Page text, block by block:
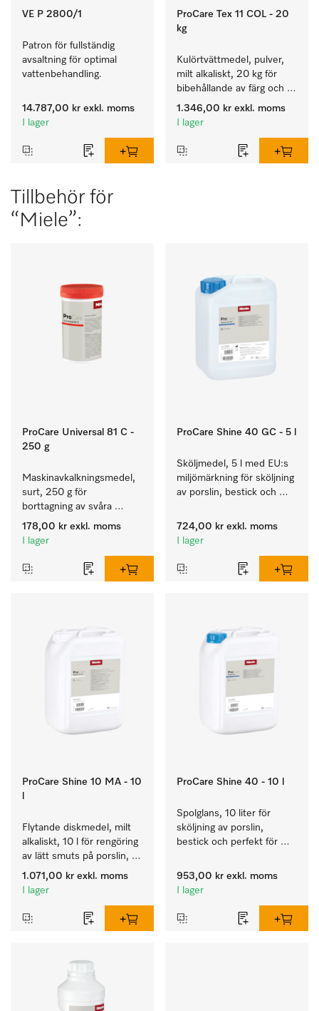
VE P 2800/1
Patron för fullständig
avsaltning för optimal
vattenbehandling.
14.787,00 kr exkl. moms
I lager
ProCare Tex 11 COL - 20
kg
Kulörtvättmedel, pulver,
milt alkaliskt, 20 kg för
bibehållande av färg och
rengöring av kulörtvätt.
1.346,00 kr exkl. moms
I lager
Tillbehör för
“Miele”:
ProCare Universal 81 C -
250 g
Maskinavkalkningsmedel,
surt, 250 g för
borttagning av svåra
kalkavlagringar.
178,00 kr exkl. moms
I lager
ProCare Shine 40 GC - 5 l
Sköljmedel, 5 l med EU:s
miljömärkning för sköljning
av porslin, bestick och
724,00 kr exkl. moms
I lager
ProCare Shine 10 MA - 10
Flytande diskmedel, milt
alkaliskt, 10 l för rengöring
av lätt smuts på porslin,
bestick och glas.
1.071,00 kr exkl. moms
I lager
ProCare Shine 40 - 10 l
Spolglans, 10 liter för
sköljning av porslin,
bestick och perfekt för
953,00 kr exkl. moms
I lager